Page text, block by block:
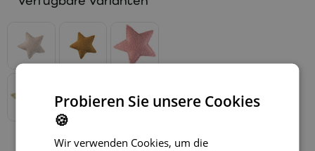
Probieren Sie unsere Cookies
🍪
Wir verwenden Cookies, um die